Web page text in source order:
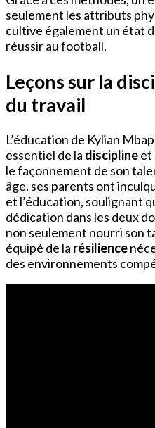
seulement les attributs
cultive également un état
réussir au football.
Leçons sur la
du travail
L’éducation de Kylian
essentiel de la disciplineet
le façonnement de son
âge, ses parents ont
et l’éducation, soulignant
dédication dans les deux
non seulement nourri son
équipé de la résilience
des environnements